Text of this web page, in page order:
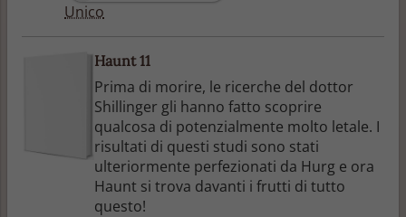
Unico
Haunt 11
Prima di morire, le ricerche del dottor
Shillinger gli hanno fatto scoprire
qualcosa di potenzialmente molto letale. I
risultati di questi studi sono stati
ulteriormente perfezionati da Hurg e ora
Haunt si trova davanti i frutti di tutto
questo!